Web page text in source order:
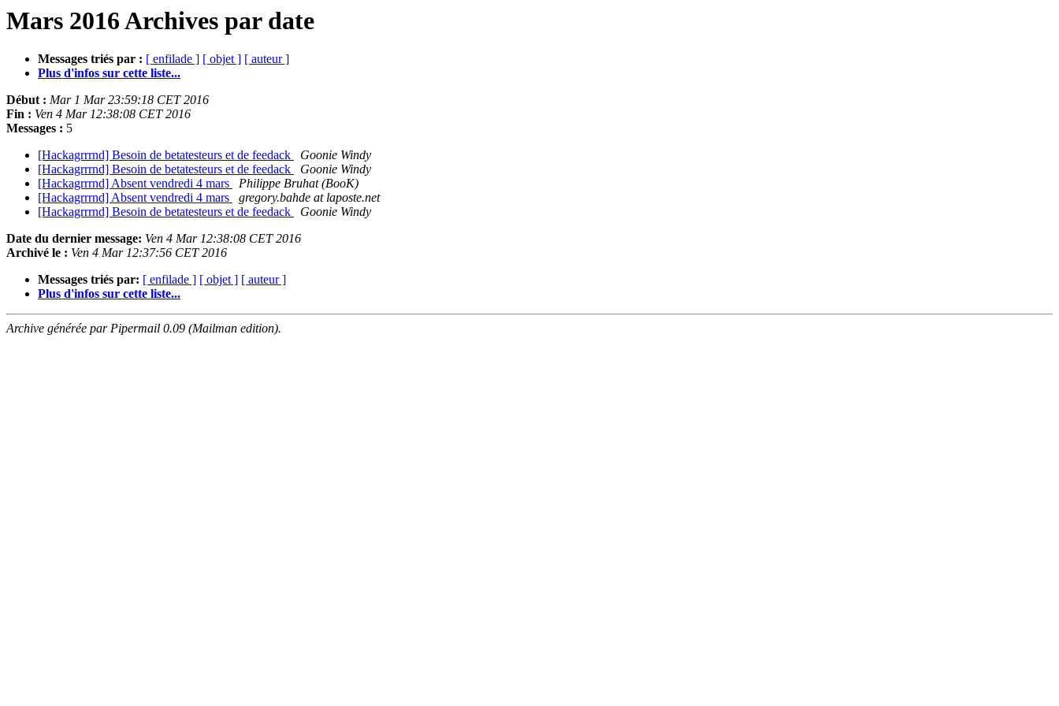
Mars 2016 Archives par date
Messages triés par : [ enfilade ] [ objet ] [ auteur ]
Plus d'infos sur cette liste...
Début : Mar 1 Mar 23:59:18 CET 2016
Fin : Ven 4 Mar 12:38:08 CET 2016
Messages : 5
[Hackagrrrnd] Besoin de betatesteurs et de feedack
Goonie Windy
[Hackagrrrnd] Besoin de betatesteurs et de feedack
Goonie Windy
[Hackagrrrnd] Absent vendredi 4 mars
Philippe Bruhat (BooK)
[Hackagrrrnd] Absent vendredi 4 mars
gregory.bahde at laposte.net
[Hackagrrrnd] Besoin de betatesteurs et de feedack
Goonie Windy
Date du dernier message: Ven 4 Mar 12:38:08 CET 2016
Archivé le : Ven 4 Mar 12:37:56 CET 2016
Messages triés par: [ enfilade ] [ objet ] [ auteur ]
Plus d'infos sur cette liste...
Archive générée par Pipermail 0.09 (Mailman edition).